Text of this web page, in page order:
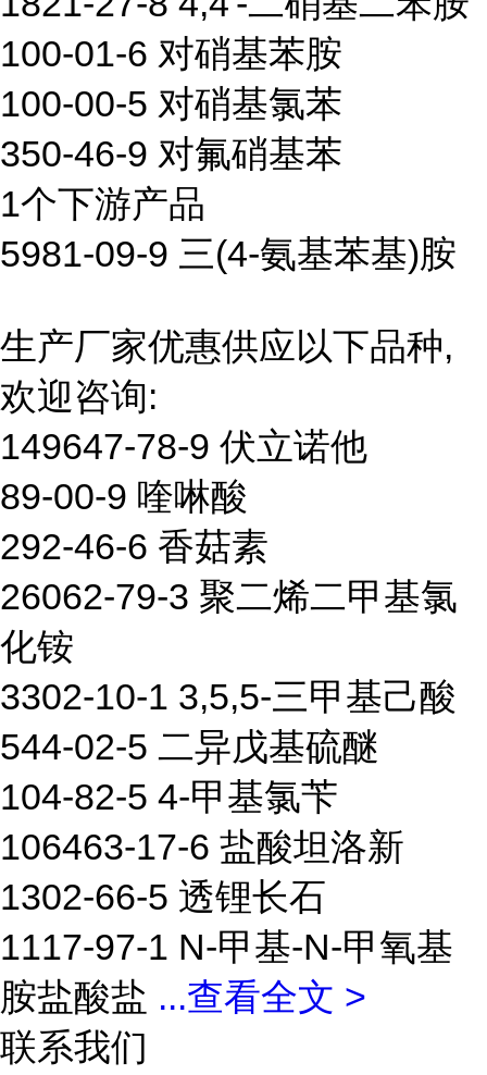
100-01-6 对硝基苯胺
100-00-5 对硝基氯苯
350-46-9 对氟硝基苯
1个下游产品
5981-09-9 三(4-氨基苯基)胺
生产厂家优惠供应以下品种,
欢迎咨询:
149647-78-9 伏立诺他
89-00-9 喹啉酸
292-46-6 香菇素
26062-79-3 聚二烯二甲基氯
化铵
3302-10-1 3,5,5-三甲基己酸
544-02-5 二异戊基硫醚
104-82-5 4-甲基氯苄
106463-17-6 盐酸坦洛新
1302-66-5 透锂长石
1117-97-1 N-甲基-N-甲氧基
胺盐酸盐 ...查看全文 >
联系我们